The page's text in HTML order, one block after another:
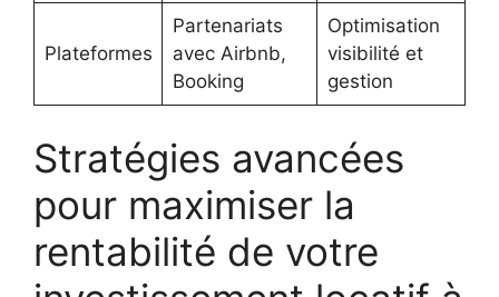
Plateformes
Partenariats
avec Airbnb,
Booking
Optimisation
visibilité et
gestion
Stratégies avancées
pour maximiser la
rentabilité de votre